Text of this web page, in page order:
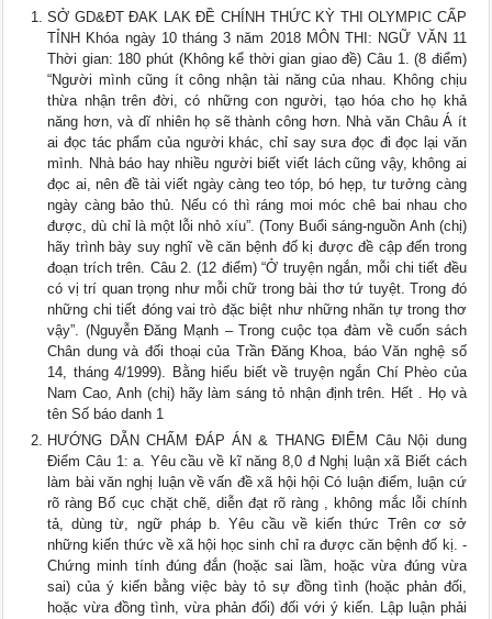
SỞ GD&ĐT ĐAK LAK ĐỀ CHÍNH THỨC KỲ THI OLYMPIC CẤP
TỈNH Khóa ngày 10 tháng 3 năm 2018 MÔN THI: NGỮ VĂN 11
Thời gian: 180 phút (Không kể thời gian giao đề) Câu 1. (8 điểm)
“Người mình cũng ít công nhận tài năng của nhau. Không chịu
thừa nhận trên đời, có những con người, tạo hóa cho họ khả
năng hơn, và dĩ nhiên họ sẽ thành công hơn. Nhà văn Châu Á ít
ai đọc tác phẩm của người khác, chỉ say sưa đọc đi đọc lại văn
mình. Nhà báo hay nhiều người biết viết lách cũng vậy, không ai
đọc ai, nên đề tài viết ngày càng teo tóp, bó hẹp, tư tưởng càng
ngày càng bảo thủ. Nếu có thì ráng moi móc chê bai nhau cho
được, dù chỉ là một lỗi nhỏ xíu”. (Tony Buổi sáng-nguồn Anh (chị)
hãy trình bày suy nghĩ về căn bệnh đố kị được đề cập đến trong
đoạn trích trên. Câu 2. (12 điểm) “Ở truyện ngắn, mỗi chi tiết đều
có vị trí quan trọng như mỗi chữ trong bài thơ tứ tuyệt. Trong đó
những chi tiết đóng vai trò đặc biệt như những nhãn tự trong thơ
vậy”. (Nguyễn Đăng Mạnh – Trong cuộc tọa đàm về cuốn sách
Chân dung và đối thoại của Trần Đăng Khoa, báo Văn nghệ số
14, tháng 4/1999). Bằng hiểu biết về truyện ngắn Chí Phèo của
Nam Cao, Anh (chị) hãy làm sáng tỏ nhận định trên. Hết . Họ và
tên Số báo danh 1
HƯỚNG DẪN CHẤM ĐÁP ÁN & THANG ĐIỂM Câu Nội dung
Điểm Câu 1: a. Yêu cầu về kĩ năng 8,0 đ Nghị luận xã Biết cách
làm bài văn nghị luận về vấn đề xã hội hội Có luận điểm, luận cứ
rõ ràng Bố cục chặt chẽ, diễn đạt rõ ràng , không mắc lỗi chính
tả, dùng từ, ngữ pháp b. Yêu cầu về kiến thức Trên cơ sở
những kiến thức về xã hội học sinh chỉ ra được căn bệnh đố kị. -
Chứng minh tính đúng đắn (hoặc sai lầm, hoặc vừa đúng vừa
sai) của ý kiến bằng việc bày tỏ sự đồng tình (hoặc phản đối,
hoặc vừa đồng tình, vừa phản đối) đối với ý kiến. Lập luận phải